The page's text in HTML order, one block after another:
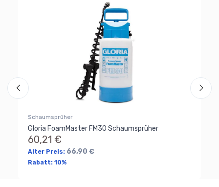
Schaumsprüher
Gloria FoamMaster FM30 Schaumsprüher
60,21 €
Alter Preis: 66,90 €
Rabatt: 10%